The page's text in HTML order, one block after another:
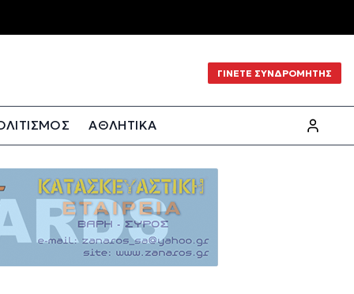
ΓΙΝΕΤΕ ΣΥΝΔΡΟΜΗΤΗΣ
ΑΘΛΗΤΙΚΑ